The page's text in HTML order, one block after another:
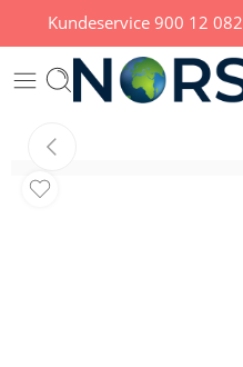
Kundeservice 900 12 082